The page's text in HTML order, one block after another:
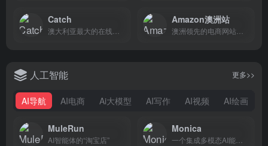
Catch
澳大利亚最大的在线零售平台之一
Amazon澳洲站
澳洲领先的电商网站，当地电脑端和移动端访问量最大的购物网站，移动端下载量最大的购物APP，并持续高速增长。是世界电商巨头亚马逊针对澳洲地区退出的独立电商平台。
人工智能
AI导航 AI电商 Ai大模型 AI写作 AI视频 AI绘画
更多>>
MuleRun
AI智能体的“淘宝店”
Monica
一个集成多模态AI能力的智能助手平台，适合浏览网页时选中文本即翻译、改写或总结，80+ 模板支持邮件推文写作，效率倍增。